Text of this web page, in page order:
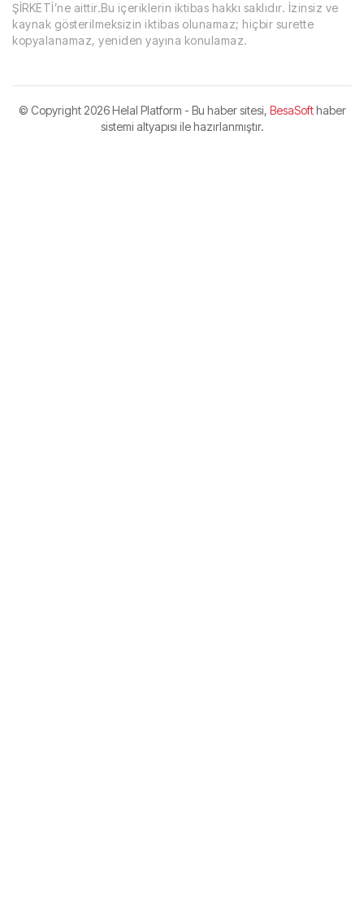
ŞİRKETİ’ne aittir.Bu içeriklerin iktibas hakkı saklıdır. İzinsiz ve
kaynak gösterilmeksizin iktibas olunamaz; hiçbir surette
kopyalanamaz, yeniden yayına konulamaz.
© Copyright2026 Helal Platform - Bu haber sitesi, BesaSofthaber
sistemi altyapısı ile hazırlanmıştır.